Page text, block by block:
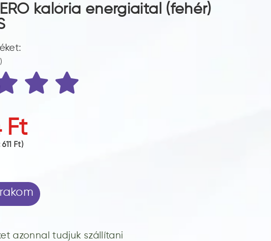
kalória energiaital (fehér)
Ft
611 Ft)
azonnal tudjuk szállítani